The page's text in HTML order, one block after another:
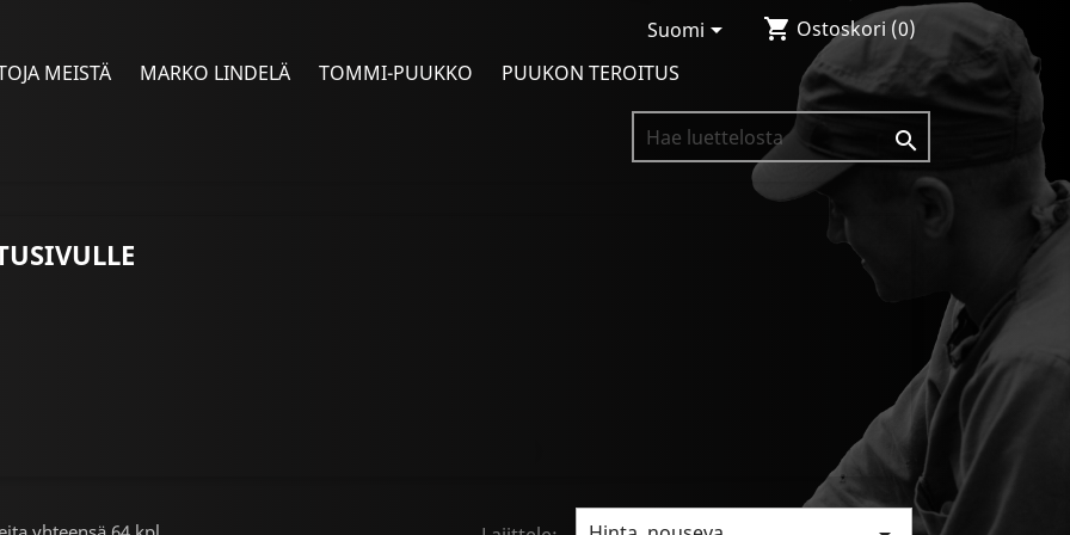
Suomi shopping_cart Ostoskori (0)
MEISTÄ MARKO LINDELÄ TOMMI-PUUKKO PUUKON TEROITUS
